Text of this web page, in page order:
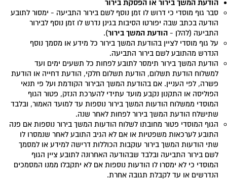
הודעת המשך בירור או הפסקת בירור
סבר גוף מוסדי כי דרוש לו זמן נוסף לשם בירור התביעה - ימסור לתובע
הודעה בכתב שבה יפורטו הסיבות בגינן נדרש לו זמן נוסף לבירור
התביעה (להלן -הודעת המשך בירור).
על גוף מוסדי לציין בהודעת המשך בירור כל מידע או מסמך נוסף
הנדרש מהתובע לשם בירור התביעה.
הודעת המשך בירור תימסר לתובע לפחות כל תשעים ימים ועד
למשלוח הודעת תשלום, הודעת תשלום חלקי, הודעת דחייה או הודעת
פשרה, לפי העניין. אם בהודעת המשך הבירור הקודמת ועל פי תנאי
הפוליסה או התקנון נקבע מועד עתידי להערכת הנזק, פטור הגוף
המוסדי ממשלוח הודעות המשך בירור נוספות עד למועד האמור, ובלבד
שתישלח הודעת המשך בירור לפחות לאחר שנה.
הגוף המוסדי פטור מחובתו לשלוח הודעות המשך בירור נוספות אם פנה
התובע לערכאות משפטיות או אם לא הגיב התובע לאחר שנמסרו לו
שתי הודעות המשך בירור עוקבות הכוללות דרישה למידע או למסמך
לשם בירור התביעה ובלבד שבהודעה האחרונה לתובע ציין הגוף
המוסדי כי לא ימסרו לו הודעות נוספות אם לא יתקבלו ממנו המסמכים
הנדרשים או עד לקבלת תגובה אחרת.